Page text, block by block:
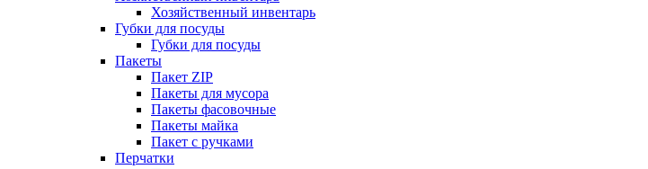
Хозяйственный инвентарь
Губки для посуды
Губки для посуды
Пакеты
Пакет ZIP
Пакеты для мусора
Пакеты фасовочные
Пакеты майка
Пакет с ручками
Перчатки